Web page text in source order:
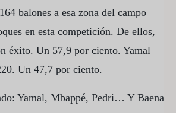
balones a esa zona del campo
en esta competición. De ellos,
éxito. Un 57,9 por ciento. Yamal
Un 47,7 por ciento.
Yamal, Mbappé, Pedri… Y Baena